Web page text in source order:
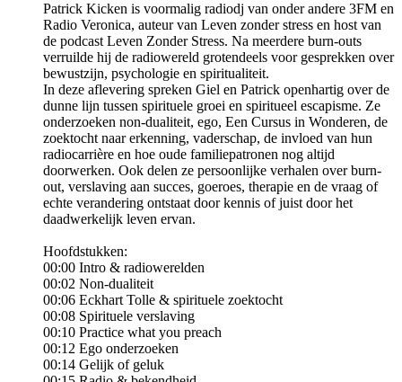
Patrick Kicken is voormalig radiodj van onder andere 3FM en
Radio Veronica, auteur van Leven zonder stress en host van
de podcast Leven Zonder Stress. Na meerdere burn-outs
verruilde hij de radiowereld grotendeels voor gesprekken over
bewustzijn, psychologie en spiritualiteit.
In deze aflevering spreken Giel en Patrick openhartig over de
dunne lijn tussen spirituele groei en spiritueel escapisme. Ze
onderzoeken non-dualiteit, ego, Een Cursus in Wonderen, de
zoektocht naar erkenning, vaderschap, de invloed van hun
radiocarrière en hoe oude familiepatronen nog altijd
doorwerken. Ook delen ze persoonlijke verhalen over burn-
out, verslaving aan succes, goeroes, therapie en de vraag of
echte verandering ontstaat door kennis of juist door het
daadwerkelijk leven ervan.
Hoofdstukken:
00:00 Intro & radiowerelden
00:02 Non-dualiteit
00:06 Eckhart Tolle & spirituele zoektocht
00:08 Spirituele verslaving
00:10 Practice what you preach
00:12 Ego onderzoeken
00:14 Gelijk of geluk